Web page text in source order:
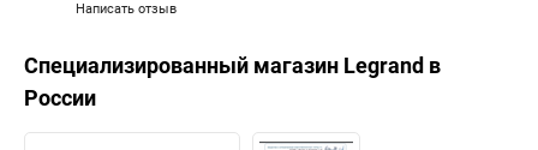
Написать отзыв
Специализированный магазин Legrand в
России